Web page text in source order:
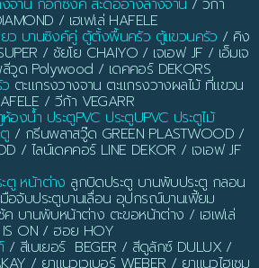
จาน ก๊อกซิงค์ สะดืออ่างล้างจาน / วีก้า
/ เฮเฟเล่ HAFELE
ยว บานซิงค์คู่ ตู้ตั้งพื้นครัว ตู้แขวนครัว / คิง
/ ชัยโย CHAIYO / เจเอฟ JF / เอ็มเจ
วูด Polywood / เดคคอร์ DEKORS
ตะแกรงวางจาน ตะแกรงวางผลไม้ ที่แขวน
/ วีก้า VEGARR
องน้ำ ประตูPVC ประตูUPVC ประตูไม้
/ กรีนพลาสวู๊ด GREEN PLASTWOOD /
/ ไลน์เดคคอร์ LINE DEKOR / เจเอฟ JF
ตู หน้าต่าง ลูกบิดประตู บานพับประตู กลอน
จับประตูบานเลื่อน อุปกรณ์บานเฟี้ยม
บานพับหน้าต่าง ตะขอหน้าต่าง / เฮเฟเล่
ON / ฮอย HOY
/ สีเบเยอร์ BEGER / สีดูลักซ์ DULUX /
/ ยาแนวเวเบอร์ WEBER / ยาแนวไฮเซม